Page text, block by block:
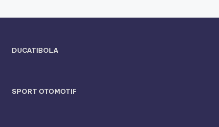
DUCATIBOLA
SPORT OTOMOTIF